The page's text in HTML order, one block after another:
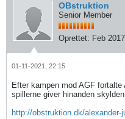
OBstruktion
Senior Member
Oprettet: Feb 2017
01-11-2021, 22:15
Efter kampen mod AGF
spillerne giver hinanden
http://obstruktion.dk/alexander-